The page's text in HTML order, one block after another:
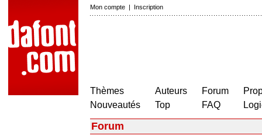
Mon compte | Inscription
Thèmes
Nouveautés
Auteurs
Top
Forum
FAQ
Forum